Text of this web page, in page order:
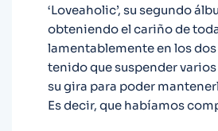
‘Loveaholic’, su segundo
obteniendo el cariño de
lamentablemente en los
tenido que suspender
su gira para poder
Es decir, que habíamos